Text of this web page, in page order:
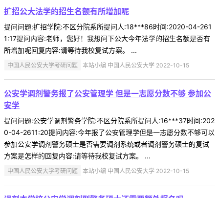
扩招公大法学的招生名额有所增加呢
提问问题:扩招学院:不区分院系所提问人:18***86时间:2020-04-261
1:17提问内容:老师，您好！我想问下公大今年法学的招生名额是否有
所增加呢回复内容:请等待我校复试方案。 ...
中国人民公安大学考研问题 本站小编 中国人民公安大学 2022-10-15
公安学调剂警务报了公安管理学 但是一志愿分数不够 参加公
安学
提问问题:公安学调剂警务学院:不区分院系所提问人:16***37时间:202
0-04-2611:20提问内容:今年报了公安管理学但是一志愿分数不够可以
参加公安学调剂警务硕士是否需要调剂系统或者调剂警务硕士的复试
方案是怎样的回复内容:请等待我校复试方案。 ...
中国人民公安大学考研问题 本站小编 中国人民公安大学 2022-10-15